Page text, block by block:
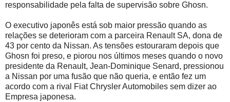
responsabilidade pela falta de supervisão sobre Ghosn.
O executivo japonês está sob maior pressão quando as
relações se deterioram com a parceira Renault SA, dona de
43 por cento da Nissan. As tensões estouraram depois que
Ghosn foi preso, e piorou nos últimos meses quando o novo
presidente da Renault, Jean-Dominique Senard, pressionou
a Nissan por uma fusão que não queria, e então fez um
acordo com a rival Fiat Chrysler Automobiles sem dizer ao
Empresa japonesa.